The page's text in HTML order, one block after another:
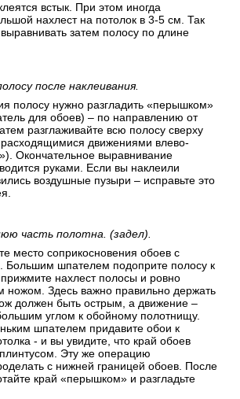
встык. При этом иногда
нахлест на потолок в 3-5 см. Так
затем полосу по длине
после наклеивания.
полосу нужно разгладить «перышком»
для обоев) – по направлению от
разглаживайте всю полосу сверху
движениями влево-
Окончательное выравнивание
руками. Если вы наклеили
воздушные пузыри – исправьте это
часть полотна. (задел).
место соприкосновения обоев с
Большим шпателем подоприте полосу к
нахлест полосы и ровно
ножом. Здесь важно правильно держать
должен быть острым, а движение –
углом к обойному полотнищу.
шпателем придавите обои к
- и вы увидите, что край обоев
Эту же операцию
с нижней границей обоев. После
край «перышком» и разгладьте